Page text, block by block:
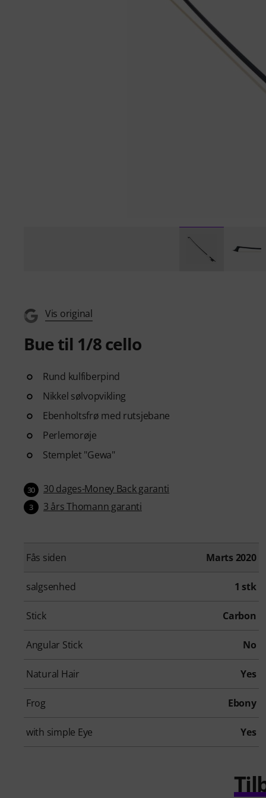
Vis original
Bue til 1/8 cello
Rund kulfiberpind
Nikkel sølvopvikling
Ebenholtsfrø med rutsjebane
Perlemorøje
Stemplet "Gewa"
30 30 dages-Money Back garanti
3 3 års Thomann garanti
Fås siden Marts 2020
salgsenhed 1 stk
Stick Carbon
Angular Stick No
Natural Hair Yes
Frog Ebony
with simple Eye Yes